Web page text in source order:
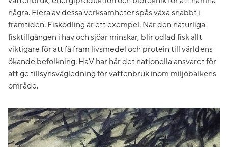
några. Flera av dessa verksamheter spås växa snabbt i
framtiden. Fiskodling är ett exempel. När den naturliga
fisktillgången i hav och sjöar minskar, blir odlad fisk allt
viktigare för att få fram livsmedel och protein till världens
ökande befolkning. HaV har här det nationella ansvaret för
att ge tillsynsvägledning för vattenbruk inom miljöbalkens
område.